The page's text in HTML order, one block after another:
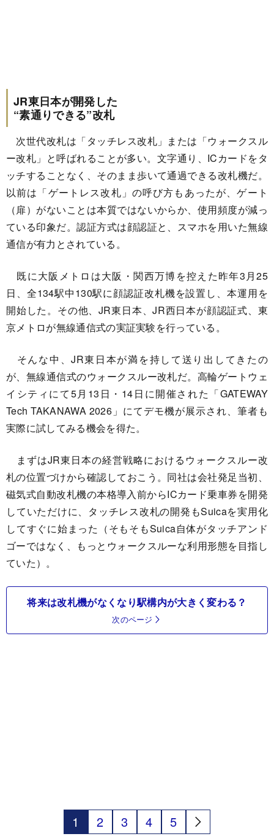
JR東日本が開発した
“素通りできる”改札
次世代改札は「タッチレス改札」または「ウォークスル
ー改札」と呼ばれることが多い。文字通り、ICカードをタ
ッチすることなく、そのまま歩いて通過できる改札機だ。
以前は「ゲートレス改札」の呼び方もあったが、ゲート
（扉）がないことは本質ではないからか、使用頻度が減っ
ている印象だ。認証方式は顔認証と、スマホを用いた無線
通信が有力とされている。
既に大阪メトロは大阪・関西万博を控えた昨年3月25
日、全134駅中130駅に顔認証改札機を設置し、本運用を
開始した。その他、JR東日本、JR西日本が顔認証式、東
京メトロが無線通信式の実証実験を行っている。
そんな中、JR東日本が満を持して送り出してきたの
が、無線通信式のウォークスルー改札だ。高輪ゲートウェ
イシティにて5月13日・14日に開催された「GATEWAY
Tech TAKANAWA 2026」にてデモ機が展示され、筆者も
実際に試してみる機会を得た。
まずはJR東日本の経営戦略におけるウォークスルー改
札の位置づけから確認しておこう。同社は会社発足当初、
磁気式自動改札機の本格導入前からICカード乗車券を開発
していただけに、タッチレス改札の開発もSuicaを実用化
してすぐに始まった（そもそもSuica自体がタッチアンド
ゴーではなく、もっとウォークスルーな利用形態を目指し
ていた）。
将来は改札機がなくなり駅構内が大きく変わる？
次のページ
1 2 3 4 5